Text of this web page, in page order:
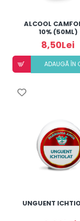
ALCOOL
10% (50ML)
8,50Lei
ADAUGÃ ÎN
UNGUENT